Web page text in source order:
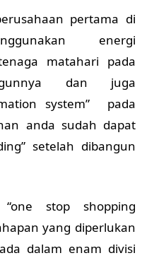
pertama di
energi
matahari pada
dan juga
system” pada
anda sudah dapat
setelah dibangun
stop shopping
yang diperlukan
dalam enam divisi